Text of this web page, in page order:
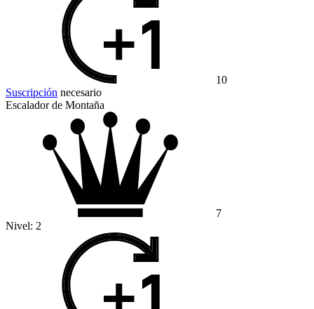
10
Suscripción necesario
Escalador de Montaña
7
Nivel: 2